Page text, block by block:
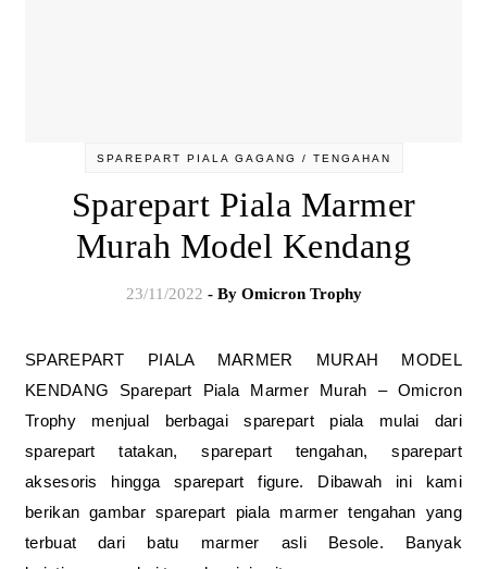
SPAREPART PIALA GAGANG / TENGAHAN
Sparepart Piala Marmer
Murah Model Kendang
23/11/2022 - By Omicron Trophy
SPAREPART PIALA MARMER MURAH MODEL
KENDANG Sparepart Piala Marmer Murah – Omicron
Trophy menjual berbagai sparepart piala mulai dari
sparepart tatakan, sparepart tengahan, sparepart
aksesoris hingga sparepart figure. Dibawah ini kami
berikan gambar sparepart piala marmer tengahan yang
terbuat dari batu marmer asli Besole. Banyak